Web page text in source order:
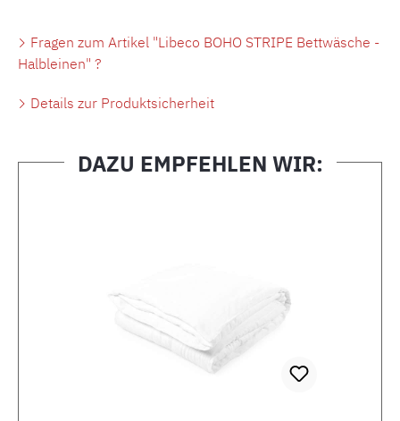
Fragen zum Artikel "Libeco BOHO STRIPE Bettwäsche -
Halbleinen" ?
Details zur Produktsicherheit
DAZU EMPFEHLEN WIR: